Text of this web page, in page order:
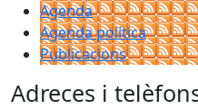
Agenda
Agenda política
Publicacions
Adreces i